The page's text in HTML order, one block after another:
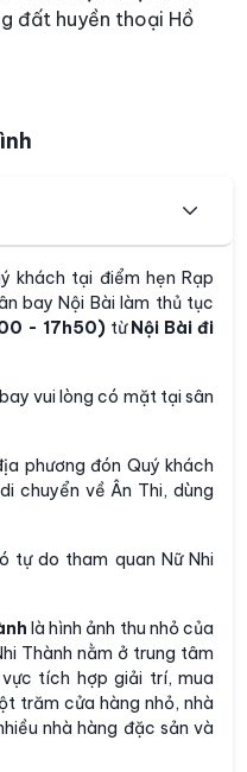
đất huyền thoại Hồ
khách tại điểm hẹn Rạp
bay Nội Bài làm thủ tục
- 17h50)từNội Bài đi
vui lòng có mặt tại sân
phương đón Quý khách
chuyển về Ân Thi, dùng
tự do tham quan Nữ Nhi
là hình ảnh thu nhỏ của
Thành nằm ở trung tâm
tích hợp giải trí, mua
trăm cửa hàng nhỏ, nhà
nhà hàng đặc sản và